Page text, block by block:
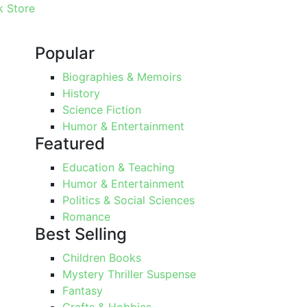
Store
Popular
Biographies & Memoirs
History
Science Fiction
Humor & Entertainment
Featured
Education & Teaching
Humor & Entertainment
Politics & Social Sciences
Romance
Best Selling
Children Books
Mystery Thriller Suspense
Fantasy